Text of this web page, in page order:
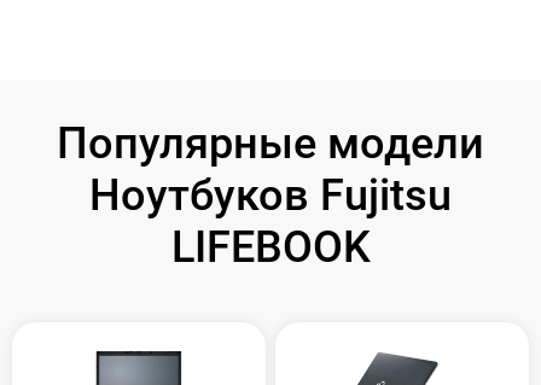
Популярные модели
Ноутбуков Fujitsu
LIFEBOOK